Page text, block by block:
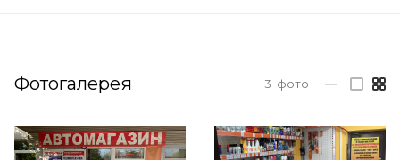
Фотогалерея 3 фото —